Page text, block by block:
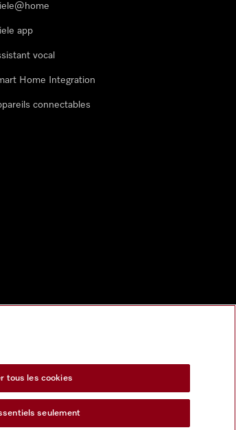
app
vocal
Home Integration
connectables
de rétractation
tous les cookies
seulement